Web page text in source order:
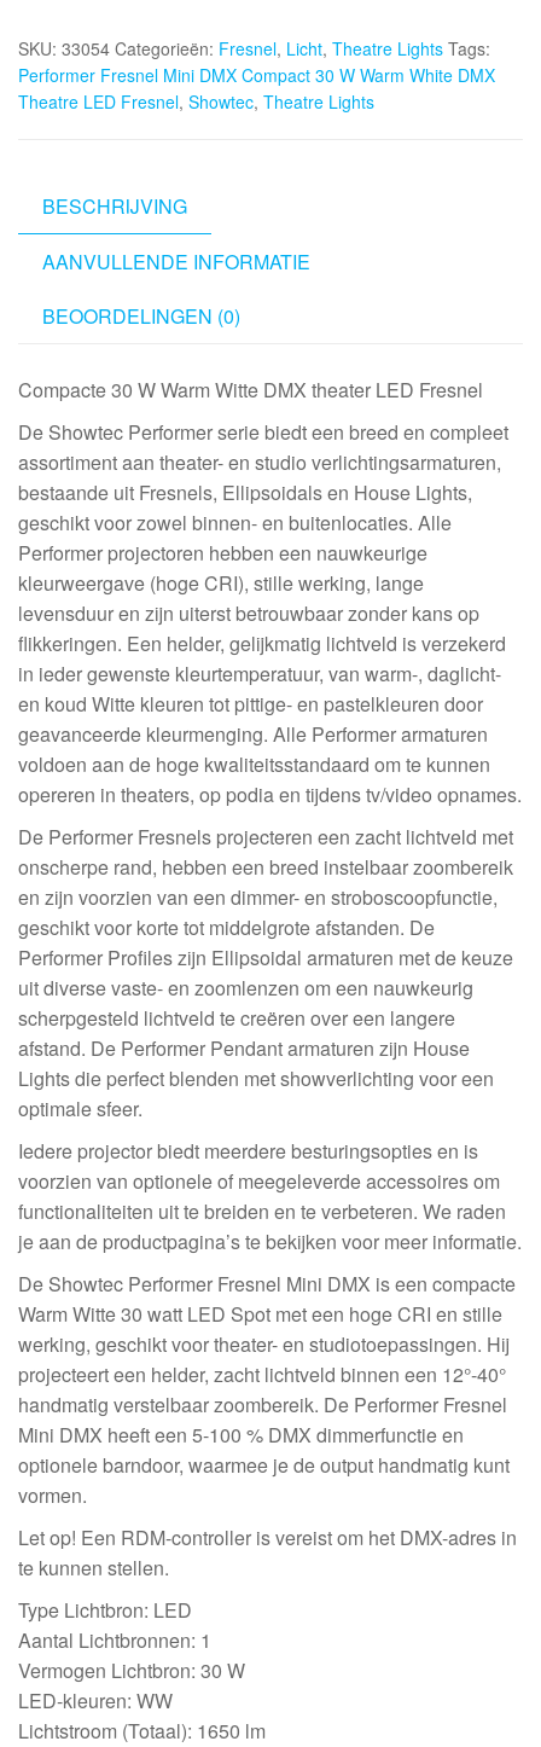
DMX
Compact
30
White
DMX
Theatre
Fresnel
SKU: 33054 Categorieën: Fresnel, Licht, Theatre Lights Tags:
Performer Fresnel Mini DMX Compact 30 W Warm White DMX
Theatre LED Fresnel, Showtec, Theatre Lights
BESCHRIJVING
AANVULLENDE INFORMATIE
BEOORDELINGEN (0)
Compacte 30 W Warm Witte DMX theater LED Fresnel
De Showtec Performer serie biedt een breed en compleet
assortiment aan theater- en studio verlichtingsarmaturen,
bestaande uit Fresnels, Ellipsoidals en House Lights,
geschikt voor zowel binnen- en buitenlocaties. Alle
Performer projectoren hebben een nauwkeurige
kleurweergave (hoge CRI), stille werking, lange
levensduur en zijn uiterst betrouwbaar zonder kans op
flikkeringen. Een helder, gelijkmatig lichtveld is verzekerd
in ieder gewenste kleurtemperatuur, van warm-, daglicht-
en koud Witte kleuren tot pittige- en pastelkleuren door
geavanceerde kleurmenging. Alle Performer armaturen
voldoen aan de hoge kwaliteitsstandaard om te kunnen
opereren in theaters, op podia en tijdens tv/video opnames.
De Performer Fresnels projecteren een zacht lichtveld met
onscherpe rand, hebben een breed instelbaar zoombereik
en zijn voorzien van een dimmer- en stroboscoopfunctie,
geschikt voor korte tot middelgrote afstanden. De
Performer Profiles zijn Ellipsoidal armaturen met de keuze
uit diverse vaste- en zoomlenzen om een nauwkeurig
scherpgesteld lichtveld te creëren over een langere
afstand. De Performer Pendant armaturen zijn House
Lights die perfect blenden met showverlichting voor een
optimale sfeer.
Iedere projector biedt meerdere besturingsopties en is
voorzien van optionele of meegeleverde accessoires om
functionaliteiten uit te breiden en te verbeteren. We raden
je aan de productpagina’s te bekijken voor meer informatie.
De Showtec Performer Fresnel Mini DMX is een compacte
Warm Witte 30 watt LED Spot met een hoge CRI en stille
werking, geschikt voor theater- en studiotoepassingen. Hij
projecteert een helder, zacht lichtveld binnen een 12°-40°
handmatig verstelbaar zoombereik. De Performer Fresnel
Mini DMX heeft een 5-100 % DMX dimmerfunctie en
optionele barndoor, waarmee je de output handmatig kunt
vormen.
Let op! Een RDM-controller is vereist om het DMX-adres in
te kunnen stellen.
Type Lichtbron: LED
Aantal Lichtbronnen: 1
Vermogen Lichtbron: 30 W
LED-kleuren: WW
Lichtstroom (Totaal): 1650 lm